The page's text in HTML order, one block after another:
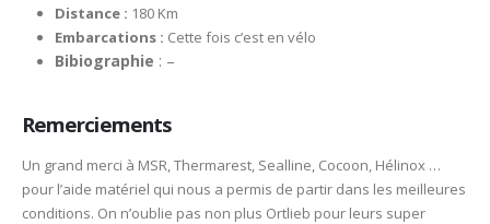
Distance : 180 Km
Embarcations : Cette fois c’est en vélo
Bibiographie : –
Remerciements
Un grand merci à MSR, Thermarest, Sealline, Cocoon, Hélinox …
pour l’aide matériel qui nous a permis de partir dans les meilleures
conditions. On n’oublie pas non plus Ortlieb pour leurs super